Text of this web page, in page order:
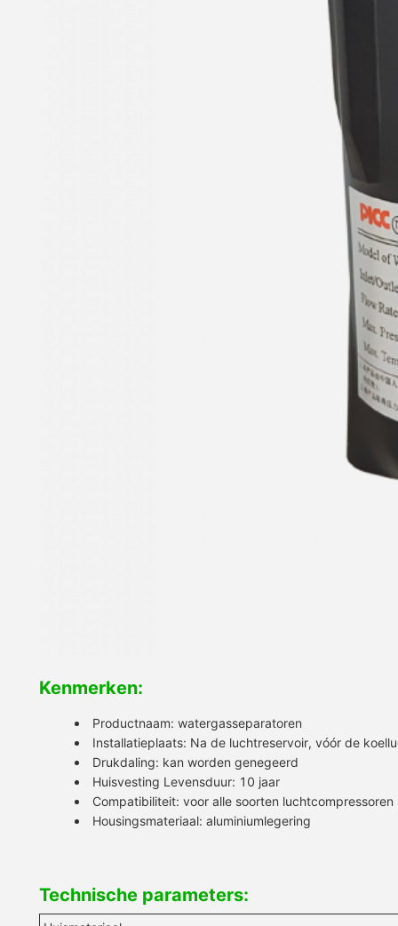
Kenmerken:
Productnaam: watergasseparatoren
Installatieplaats: Na de luchtreservoir, vóór de
Drukdaling: kan worden genegeerd
Huisvesting Levensduur: 10 jaar
Compatibiliteit: voor alle soorten luchtcompressoren
Housingsmateriaal: aluminiumlegering
Technische parameters: